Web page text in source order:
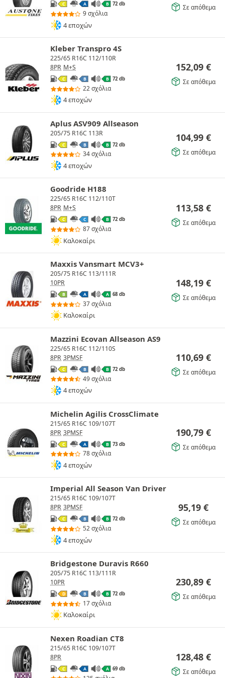
C A B 72 db
9 σχόλια
4 εποχών
Σε απόθεμα
Kleber Transpro 4S
225/65 R16C 112/110R
8PR M+S
C B B 72 db
22 σχόλια
4 εποχών
152,09 €
Σε απόθεμα
Aplus ASV909 Allseason
205/75 R16C 113R
C B B 72 db
34 σχόλια
4 εποχών
104,99 €
Σε απόθεμα
Goodride H188
225/65 R16C 112/110T
8PR M+S
C C B 72 db
87 σχόλια
Καλοκαίρι
113,58 €
Σε απόθεμα
Maxxis Vansmart MCV3+
205/75 R16C 113/111R
10PR
B A A 68 db
37 σχόλια
Καλοκαίρι
148,19 €
Σε απόθεμα
Mazzini Ecovan Allseason AS9
225/65 R16C 112/110S
8PR 3PMSF
C B B 72 db
49 σχόλια
4 εποχών
110,69 €
Σε απόθεμα
Michelin Agilis CrossClimate
215/65 R16C 109/107T
8PR 3PMSF
C A B 73 db
78 σχόλια
4 εποχών
190,79 €
Σε απόθεμα
Imperial All Season Van Driver
215/65 R16C 109/107T
8PR 3PMSF
C B B 72 db
52 σχόλια
4 εποχών
95,19 €
Σε απόθεμα
Bridgestone Duravis R660
205/75 R16C 113/111R
10PR
D B B 72 db
17 σχόλια
Καλοκαίρι
230,89 €
Σε απόθεμα
Nexen Roadian CT8
215/65 R16C 109/107T
8PR
C A A 69 db
128,48 €
Σε απόθεμα